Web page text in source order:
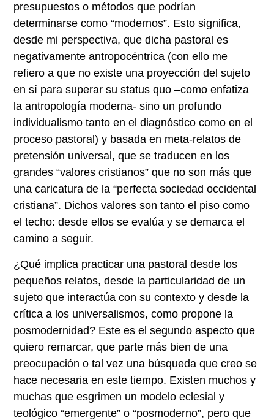
presupuestos o métodos que podrían
determinarse como “modernos”. Esto significa,
desde mi perspectiva, que dicha pastoral es
negativamente antropocéntrica (con ello me
refiero a que no existe una proyección del sujeto
en sí para superar su status quo –como enfatiza
la antropología moderna- sino un profundo
individualismo tanto en el diagnóstico como en el
proceso pastoral) y basada en meta-relatos de
pretensión universal, que se traducen en los
grandes “valores cristianos” que no son más que
una caricatura de la “perfecta sociedad occidental
cristiana”. Dichos valores son tanto el piso como
el techo: desde ellos se evalúa y se demarca el
camino a seguir.
¿Qué implica practicar una pastoral desde los
pequeños relatos, desde la particularidad de un
sujeto que interactúa con su contexto y desde la
crítica a los universalismos, como propone la
posmodernidad? Este es el segundo aspecto que
quiero remarcar, que parte más bien de una
preocupación o tal vez una búsqueda que creo se
hace necesaria en este tiempo. Existen muchos y
muchas que esgrimen un modelo eclesial y
teológico “emergente” o “posmoderno”, pero que